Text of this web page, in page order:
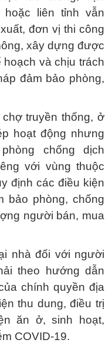
liên tỉnh vẫn
đơn vị thi công
xây dựng được
và chịu trách
đảm bảo phòng,
truyền thống, ở
hoạt động nhưng
chống dịch
với vùng thuộc
định các điều kiện
bảo phòng, chống
người bán, mua
nhà đối với người
theo hướng dẫn
chính quyền địa
thu dung, điều trị
ăn ở, sinh hoạt,
COVID-19.